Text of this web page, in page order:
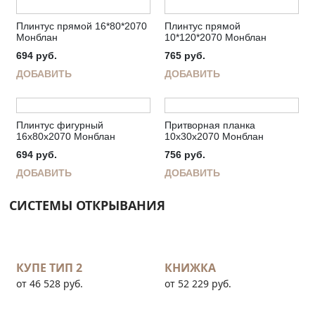
Плинтус прямой 16*80*2070
Монблан
694 руб.
ДОБАВИТЬ
Плинтус прямой
10*120*2070 Монблан
765 руб.
ДОБАВИТЬ
Плинтус фигурный
16х80х2070 Монблан
694 руб.
ДОБАВИТЬ
Притворная планка
10х30х2070 Монблан
756 руб.
ДОБАВИТЬ
СИСТЕМЫ ОТКРЫВАНИЯ
КУПЕ ТИП 2
от 46 528 руб.
КНИЖКА
от 52 229 руб.